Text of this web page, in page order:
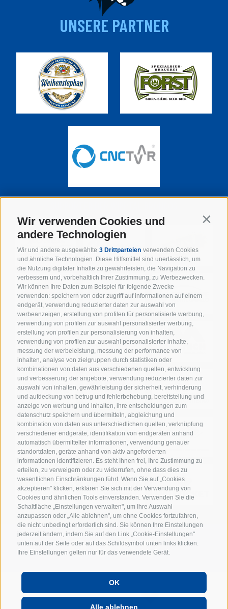
Wir verwenden Cookies und
andere Technologien
Wir und andere ausgewählte 3 Drittparteien verwenden Cookies
und ähnliche Technologien. Diese Hilfsmittel sind unerlässlich, um
die Nutzung digitaler Inhalte zu gewährleisten, die Navigation zu
verbessern und, vorbehaltlich Ihrer Zustimmung, zu Werbezwecken.
Wir können Ihre Daten zum Beispiel für folgende Zwecke
verwenden: speichern von oder zugriff auf informationen auf einem
endgerät, verwendung reduzierter daten zur auswahl von
werbeanzeigen, erstellung von profilen für personalisierte werbung,
verwendung von profilen zur auswahl personalisierter werbung,
erstellung von profilen zur personalisierung von inhalten,
verwendung von profilen zur auswahl personalisierter inhalte,
messung der werbeleistung, messung der performance von
inhalten, analyse von zielgruppen durch statistiken oder
kombinationen von daten aus verschiedenen quellen, entwicklung
und verbesserung der angebote, verwendung reduzierter daten zur
auswahl von inhalten, gewährleistung der sicherheit, verhinderung
und aufdeckung von betrug und fehlerbehebung, bereitstellung und
anzeige von werbung und inhalten, ihre entscheidungen zum
datenschutz speichern und übermitteln, abgleichung und
kombination von daten aus unterschiedlichen quellen, verknüpfung
verschiedener endgeräte, identifikation von endgeräten anhand
automatisch übermittelter informationen, verwendung genauer
standortdaten, geräte anhand von aktiv angeforderten
informationen identifizieren. Es steht Ihnen frei, Ihre Zustimmung zu
erteilen, zu verweigern oder zu widerrufen, ohne dass dies zu
wesentlichen Einschränkungen führt. Wenn Sie auf „Cookies
akzeptieren" klicken, erklären Sie sich mit der Verwendung von
Cookies und ähnlichen Tools einverstanden. Verwenden Sie die
Schaltfläche „Einstellungen verwalten", um Ihre Auswahl
anzupassen oder „Alle ablehnen", um ohne Cookies fortzufahren,
die nicht unbedingt erforderlich sind. Sie können Ihre Einstellungen
jederzeit ändern, indem Sie auf den Link „Cookie-Einstellungen"
unten auf der Seite oder auf das Schildsymbol unten links klicken.
Ihre Einstellungen gelten nur für das verwendete Gerät.
OK
Alle ablehnen
UNSERE PARTNER
POWERED BY